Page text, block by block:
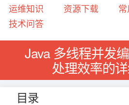
运维知识
资源下载
技术问答
Java 多线程并发
处理效率的
目录